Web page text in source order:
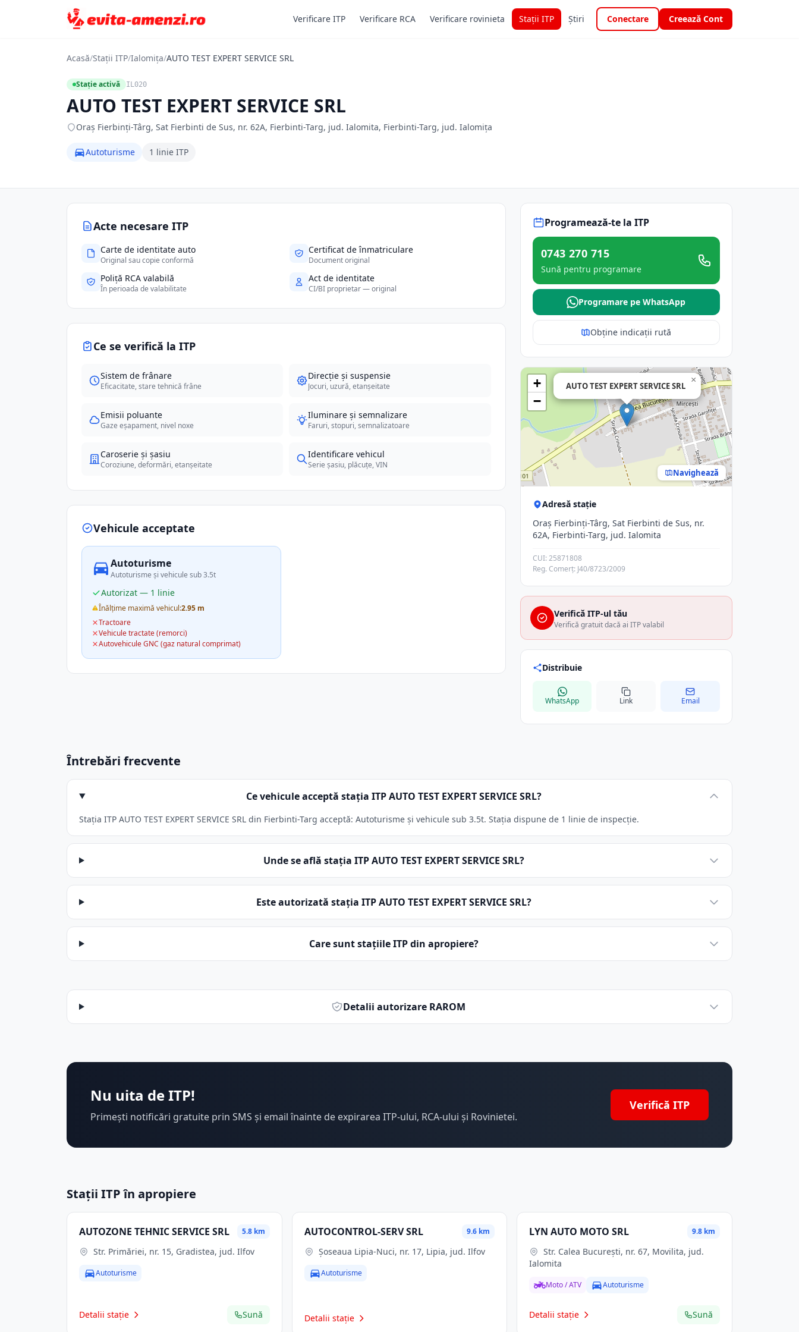
Verificare ITP Verificare RCA Verificare rovinieta Stații ITP Știri Conectare Creează Cont
Acasă/Stații ITP/Ialomița/AUTO TEST EXPERT SERVICE SRL
Stație activă IL020
AUTO TEST EXPERT SERVICE SRL
Oraş Fierbinţi-Târg, Sat Fierbinti de Sus, nr. 62A, Fierbinti-Targ, jud. Ialomita, Fierbinti-Targ, jud. Ialomița
Autoturisme 1 linie ITP
Acte necesare ITP
Carte de identitate auto
Original sau copie conformă
Certificat de înmatriculare
Document original
Poliță RCA valabilă
În perioada de valabilitate
Act de identitate
CI/BI proprietar — original
Ce se verifică la ITP
Sistem de frânare
Eficacitate, stare tehnică frâne
Direcție și suspensie
Jocuri, uzură, etanșeitate
Emisii poluante
Gaze eșapament, nivel noxe
Iluminare și semnalizare
Faruri, stopuri, semnalizatoare
Caroserie și șasiu
Coroziune, deformări, etanșeitate
Identificare vehicul
Serie șasiu, plăcuțe, VIN
Vehicule acceptate
Autoturisme
Autoturisme și vehicule sub 3.5t
Autorizat — 1 linie
Înălțime maximă vehicul:2.95 m
Tractoare
Vehicule tractate (remorci)
Autovehicule GNC (gaz natural comprimat)
Programează-te la ITP
0743 270 715
Sună pentru programare
Programare pe WhatsApp
Obține indicații rută
AUTO TEST EXPERT SERVICE SRL
×
+
−
Navighează
Adresă stație
Oraş Fierbinţi-Târg, Sat Fierbinti de Sus, nr.
62A, Fierbinti-Targ, jud. Ialomita
CUI: 25871808
Reg. Comerț: J40/8723/2009
Verifică ITP-ul tău
Verifică gratuit dacă ai ITP valabil
Distribuie
WhatsApp Link Email
Întrebări frecvente
Ce vehicule acceptă stația ITP AUTO TEST EXPERT SERVICE SRL?
Stația ITP AUTO TEST EXPERT SERVICE SRL din Fierbinti-Targ acceptă: Autoturisme și vehicule sub 3.5t. Stația dispune de 1 linie de inspecție.
Unde se află stația ITP AUTO TEST EXPERT SERVICE SRL?
Este autorizată stația ITP AUTO TEST EXPERT SERVICE SRL?
Care sunt stațiile ITP din apropiere?
Detalii autorizare RAROM
Nu uita de ITP!
Primești notificări gratuite prin SMS și email înainte de expirarea ITP-ului, RCA-ului și Rovinietei.
Verifică ITP
Stații ITP în apropiere
AUTOZONE TEHNIC SERVICE SRL 5.8 km
Str. Primăriei, nr. 15, Gradistea, jud. Ilfov
Autoturisme
Detalii stație Sună
AUTOCONTROL-SERV SRL 9.6 km
Șoseaua Lipia-Nuci, nr. 17, Lipia, jud. Ilfov
Autoturisme
Detalii stație
LYN AUTO MOTO SRL 9.8 km
Str. Calea Bucureşti, nr. 67, Movilita, jud.
Ialomita
Moto / ATV Autoturisme
Detalii stație Sună